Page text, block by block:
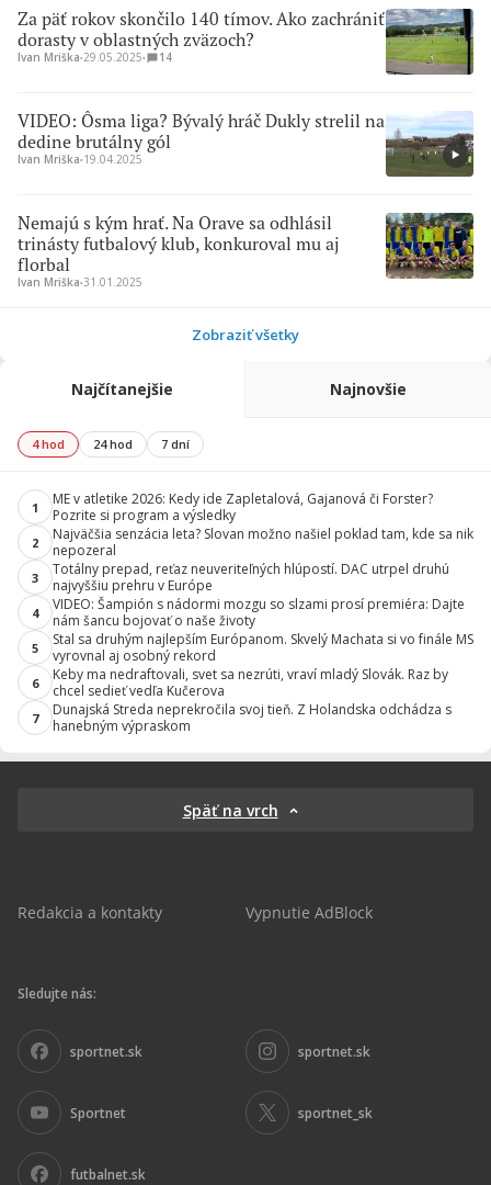
Za päť rokov skončilo 140 tímov. Ako zachrániť
dorasty v oblastných zväzoch?
Ivan Mriška∙29.05.2025∙ 14
VIDEO: Ôsma liga? Bývalý hráč Dukly strelil na
dedine brutálny gól
Ivan Mriška∙19.04.2025
Nemajú s kým hrať. Na Orave sa odhlásil
trinásty futbalový klub, konkuroval mu aj
florbal
Ivan Mriška∙31.01.2025
Zobraziť všetky
Najčítanejšie Najnovšie
4 hod 24 hod 7 dní
1
ME v atletike 2026: Kedy ide Zapletalová, Gajanová či Forster?
Pozrite si program a výsledky
2
Najväčšia senzácia leta? Slovan možno našiel poklad tam, kde sa nik
nepozeral
3
Totálny prepad, reťaz neuveriteľných hlúpostí. DAC utrpel druhú
najvyššiu prehru v Európe
4
VIDEO: Šampión s nádormi mozgu so slzami prosí premiéra: Dajte
nám šancu bojovať o naše životy
5
Stal sa druhým najlepším Európanom. Skvelý Machata si vo finále MS
vyrovnal aj osobný rekord
6
Keby ma nedraftovali, svet sa nezrúti, vraví mladý Slovák. Raz by
chcel sedieť vedľa Kučerova
7
Dunajská Streda neprekročila svoj tieň. Z Holandska odchádza s
hanebným výpraskom
Späť na vrch
Redakcia a kontakty Vypnutie AdBlock
Sledujte nás:
sportnet.sk sportnet.sk
Sportnet sportnet_sk
futbalnet.sk